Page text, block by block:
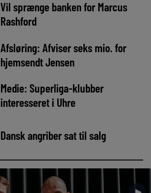
Vil sprænge banken for Marcus
Rashford
Afsløring: Afviser seks mio. for
hjemsendt Jensen
Medie: Superliga-klubber
interesseret i Uhre
Dansk angriber sat til salg